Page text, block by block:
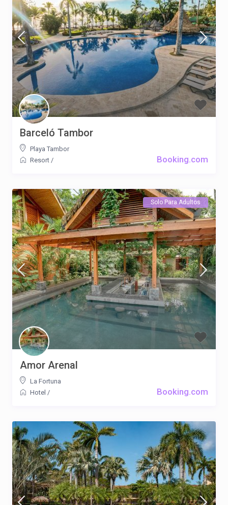
Booking.com
Barceló Tambor
Playa Tambor
Resort /
Solo Para Adultos
Booking.com
Amor Arenal
La Fortuna
Hotel /